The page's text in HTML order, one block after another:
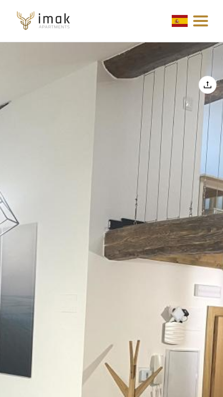
Inicio
Nuestros apartamentos
Jaca y el Pirineo
imakapartamentos@gmail.com